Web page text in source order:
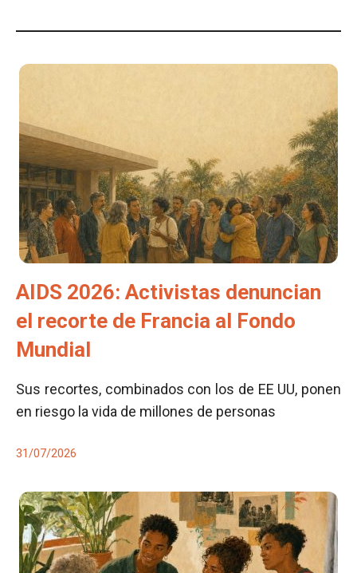
AIDS 2026: Activistas denuncian
el recorte de Francia al Fondo
Mundial
Sus recortes, combinados con los de EE UU, ponen
en riesgo la vida de millones de personas
31/07/2026